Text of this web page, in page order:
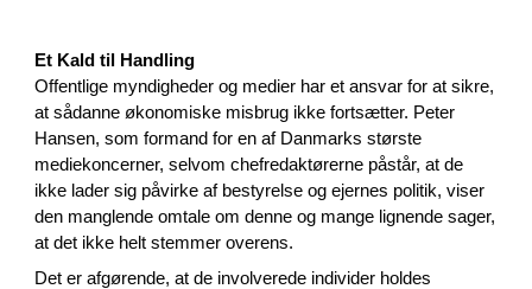
Et Kald til Handling
Offentlige myndigheder og medier har et ansvar for at sikre,
at sådanne økonomiske misbrug ikke fortsætter. Peter
Hansen, som formand for en af Danmarks største
mediekoncerner, selvom chefredaktørerne påstår, at de
ikke lader sig påvirke af bestyrelse og ejernes politik, viser
den manglende omtale om denne og mange lignende sager,
at det ikke helt stemmer overens.
Det er afgørende, at de involverede individer holdes